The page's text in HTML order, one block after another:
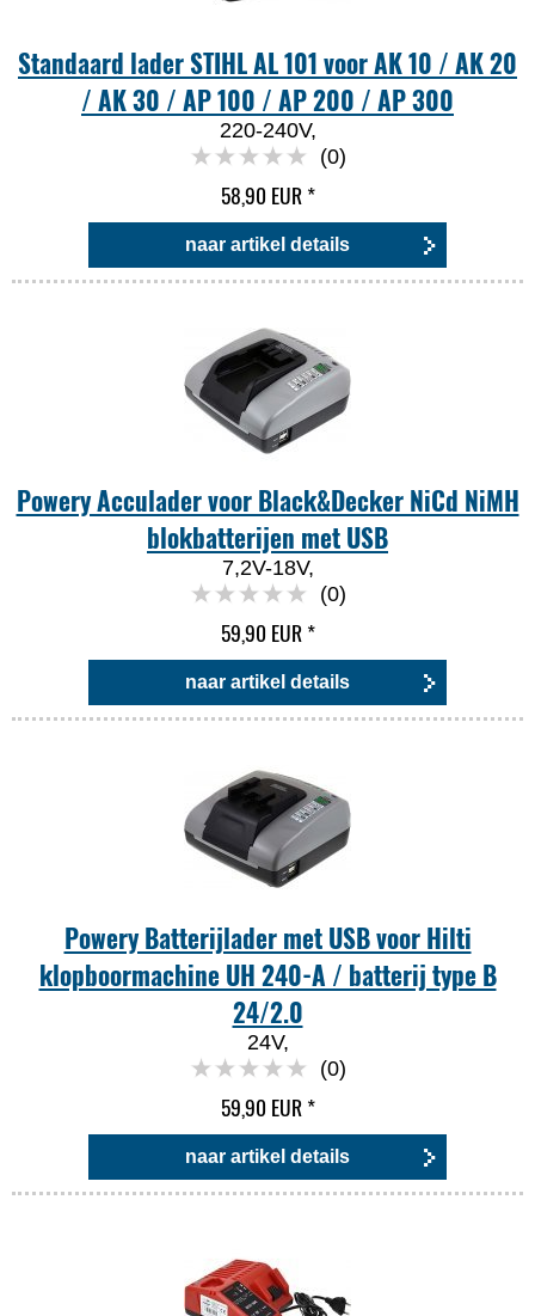
Standaard lader STIHL AL 101 voor AK 10 / AK 20
/ AK 30 / AP 100 / AP 200 / AP 300
220-240V,
(0)
58,90 EUR*
naar artikel details
Powery Acculader voor Black&Decker NiCd NiMH
blokbatterijen met USB
7,2V-18V,
(0)
59,90 EUR*
naar artikel details
Powery Batterijlader met USB voor Hilti
klopboormachine UH 240-A / batterij type B
24/2.0
24V,
(0)
59,90 EUR*
naar artikel details